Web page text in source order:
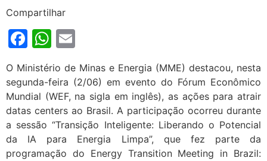
Compartilhar
Facebook
WhatsApp
O Ministério de Minas e Energia (MME) destacou, nesta
segunda-feira (2/06) em evento do Fórum Econômico
Mundial (WEF, na sigla em inglês), as ações para atrair
datas centers ao Brasil. A participação ocorreu durante
a sessão “Transição Inteligente: Liberando o Potencial
da IA para Energia Limpa”, que fez parte da
programação do Energy Transition Meeting in Brazil: